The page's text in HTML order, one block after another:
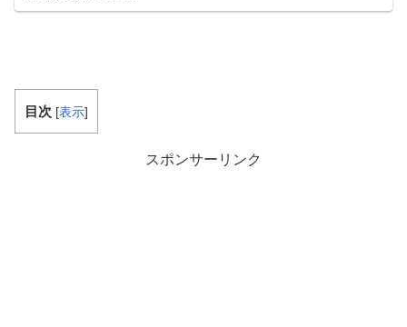
目次 [表示]
スポンサーリンク